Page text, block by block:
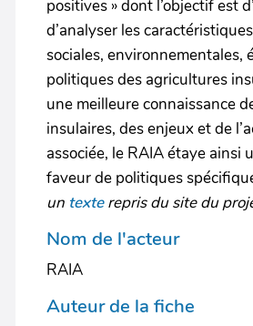
positives » dont l’objectif est
d’analyser les
sociales, environnementales,
politiques des agricultures
une meilleure connaissance
insulaires, des enjeux et de
associée, le RAIA étaye ainsi
faveur de politiques
un texterepris du site du
Nom de l'acteur
RAIA
Auteur de la fiche